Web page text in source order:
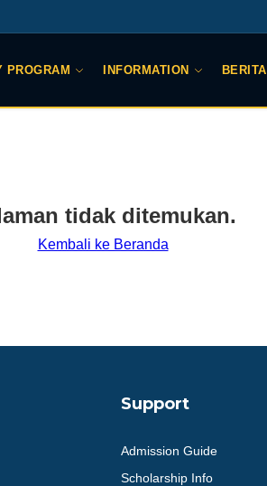
PROGRAM INFORMATION BERITA
tidak ditemukan.
Kembali ke Beranda
Support
Admission Guide
Scholarship Info